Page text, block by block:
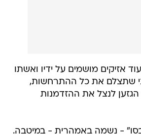
אזיקים מושמים על ידיו ואשתו
שתצלם את כל ההתרחשות,
הגזען לנצל את ההזדמנות
- נשמה באמהרית - במיטבה.